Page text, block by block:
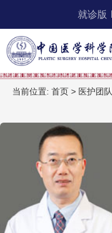
就诊版
当前位置: 首页 > 医护团队